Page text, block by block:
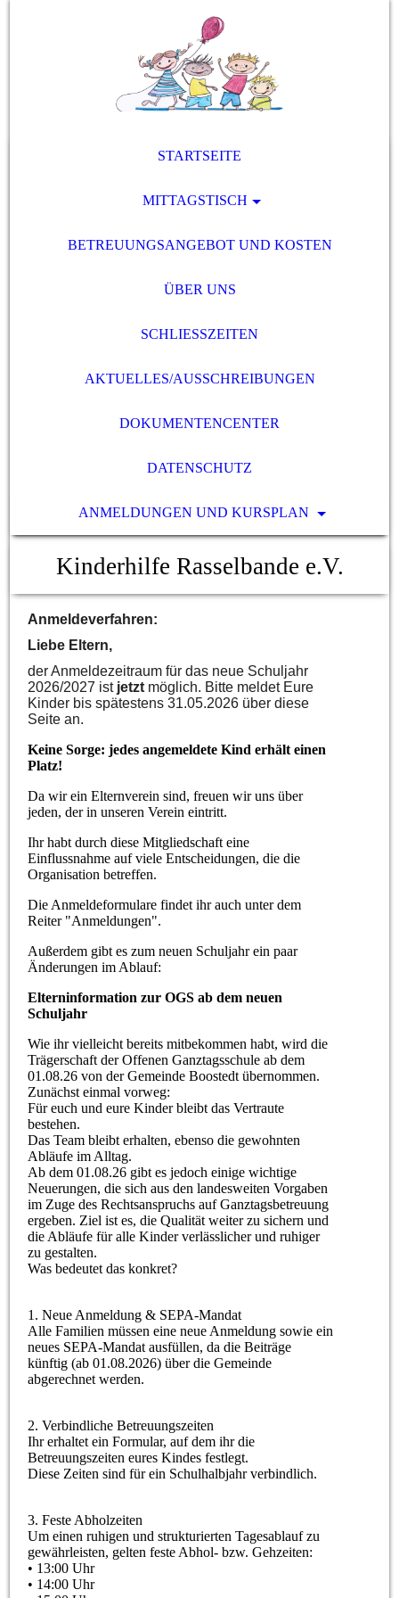
STARTSEITE
MITTAGSTISCH
BETREUUNGSANGEBOT UND KOSTEN
ÜBER UNS
SCHLIESSZEITEN
AKTUELLES/AUSSCHREIBUNGEN
DOKUMENTENCENTER
DATENSCHUTZ
ANMELDUNGEN UND KURSPLAN
Kinderhilfe Rasselbande e.V.
Anmeldeverfahren:
Liebe Eltern,
der Anmeldezeitraum für das neue Schuljahr
2026/2027 ist jetzt möglich. Bitte meldet Eure
Kinder bis spätestens 31.05.2026 über diese
Seite an.
Keine Sorge: jedes angemeldete Kind erhält einen
Platz!
Da wir ein Elternverein sind, freuen wir uns über
jeden, der in unseren Verein eintritt.
Ihr habt durch diese Mitgliedschaft eine
Einflussnahme auf viele Entscheidungen, die die
Organisation betreffen.
Die Anmeldeformulare findet ihr auch unter dem
Reiter "Anmeldungen".
Außerdem gibt es zum neuen Schuljahr ein paar
Änderungen im Ablauf:
Elterninformation zur OGS ab dem neuen
Schuljahr
Wie ihr vielleicht bereits mitbekommen habt, wird die
Trägerschaft der Offenen Ganztagsschule ab dem
01.08.26 von der Gemeinde Boostedt übernommen.
Zunächst einmal vorweg:
Für euch und eure Kinder bleibt das Vertraute
bestehen.
Das Team bleibt erhalten, ebenso die gewohnten
Abläufe im Alltag.
Ab dem 01.08.26 gibt es jedoch einige wichtige
Neuerungen, die sich aus den landesweiten Vorgaben
im Zuge des Rechtsanspruchs auf Ganztagsbetreuung
ergeben. Ziel ist es, die Qualität weiter zu sichern und
die Abläufe für alle Kinder verlässlicher und ruhiger
zu gestalten.
Was bedeutet das konkret?
1. Neue Anmeldung & SEPA-Mandat
Alle Familien müssen eine neue Anmeldung sowie ein
neues SEPA-Mandat ausfüllen, da die Beiträge
künftig (ab 01.08.2026) über die Gemeinde
abgerechnet werden.
2. Verbindliche Betreuungszeiten
Ihr erhaltet ein Formular, auf dem ihr die
Betreuungszeiten eures Kindes festlegt.
Diese Zeiten sind für ein Schulhalbjahr verbindlich.
3. Feste Abholzeiten
Um einen ruhigen und strukturierten Tagesablauf zu
gewährleisten, gelten feste Abhol- bzw. Gehzeiten:
• 13:00 Uhr
• 14:00 Uhr